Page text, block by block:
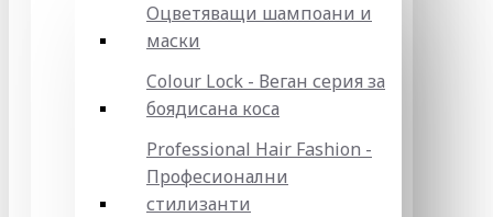
Оцветяващи шампоани и
маски
Colour Lock - Веган серия за
боядисана коса
Professional Hair Fashion -
Професионални
стилизанти